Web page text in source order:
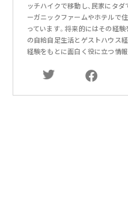
ッチハイクで移動し、民家にタ
ーガニックファームやホテルで
っています。将来的にはその経
の自給自足生活とゲストハウス
経験をもとに面白く役に立つ情